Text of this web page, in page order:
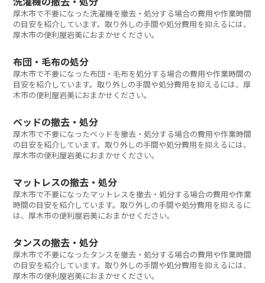
厚木市で不要になった洗濯機を撤去・処分する場合の費用や作業時間
の目安を紹介しています。取り外しの手間や処分費用を抑えるには、
厚木市の便利屋岩美におまかせください。
布団・毛布の処分
厚木市で不要になった布団・毛布を処分する場合の費用や作業時間の
目安を紹介しています。取り外しの手間や処分費用を抑えるには、厚
木市の便利屋岩美におまかせください。
ベッドの撤去・処分
厚木市で不要になったベッドを撤去・処分する場合の費用や作業時間
の目安を紹介しています。取り外しの手間や処分費用を抑えるには、
厚木市の便利屋岩美におまかせください。
マットレスの撤去・処分
厚木市で不要になったマットレスを撤去・処分する場合の費用や作業
時間の目安を紹介しています。取り外しの手間や処分費用を抑えるに
は、厚木市の便利屋岩美におまかせください。
タンスの撤去・処分
厚木市で不要になったタンスを撤去・処分する場合の費用や作業時間
の目安を紹介しています。取り外しの手間や処分費用を抑えるには、
厚木市の便利屋岩美におまかせください。